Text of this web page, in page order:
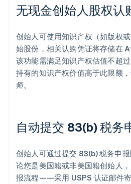
无现金创始人股权认
创始人可使用知识产权（如版权
始股份，相关认购凭证将存储在
该功能需满足知识产权估值不超
持有的知识产权价值高于此限额
师。
自动提交 83(b) 税务
创始人可通过提交 83(b) 税务申
论您是美国籍或非美国籍创始人
报流程——采用 USPS 认证邮件